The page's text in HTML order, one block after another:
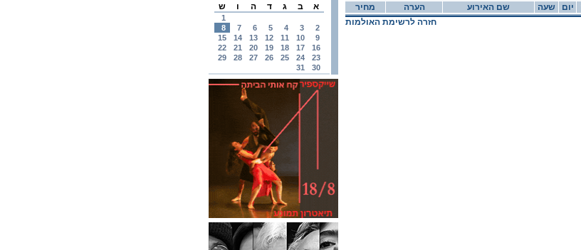
א
ב ג ד ה ו ש
1
2
3
4
5
6
7
8
9
10
11
12
13
14
15
16
17
18
19
20
21
22
23
24
25
26
27
28
29
30
31
מחיר הערה שם האירוע שעה יום
חזרה לרשימת האולמות